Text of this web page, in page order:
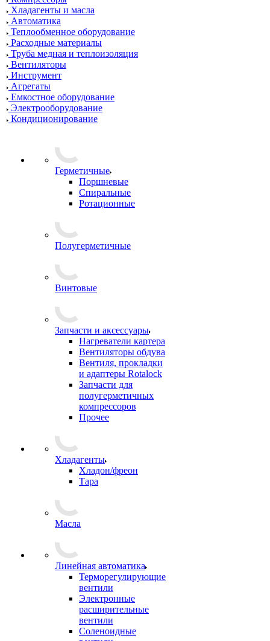
Хладагенты и масла
Автоматика
Теплообменное оборудование
Расходные материалы
Труба медная и теплоизоляция
Вентиляторы
Инструмент
Агрегаты
Емкостное оборудование
Электрооборудование
Кондиционирование
Герметичные
Поршневые
Спиральные
Ротационные
Полугерметичные
Винтовые
Запчасти и аксессуары
Нагреватели картера
Вентиляторы обдува
Вентиля, прокладки
и адаптеры Rotalock
Запчасти для
полугерметичных
компрессоров
Прочее
Хладагенты
Хладон/фреон
Тара
Масла
Линейная автоматика
Терморегулирующие
вентили
Электронные
расширительные
вентили
Соленоидные